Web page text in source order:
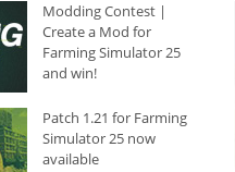
Modding Contest |
Create a Mod for
Farming Simulator 25
and win!
Patch 1.21 for Farming
Simulator 25 now
available